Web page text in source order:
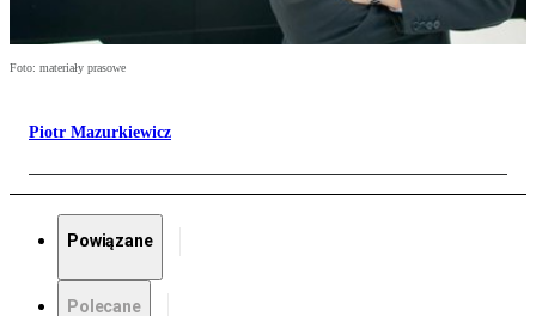
Foto: materiały prasowe
Piotr Mazurkiewicz
Powiązane
Polecane